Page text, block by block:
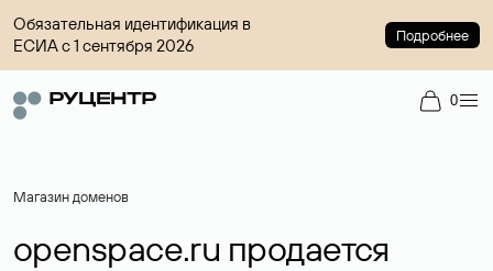
Обязательная идентификация в
ЕСИА с 1 сентября 2026
Подробнее
0
Магазин доменов
openspace.ru продается